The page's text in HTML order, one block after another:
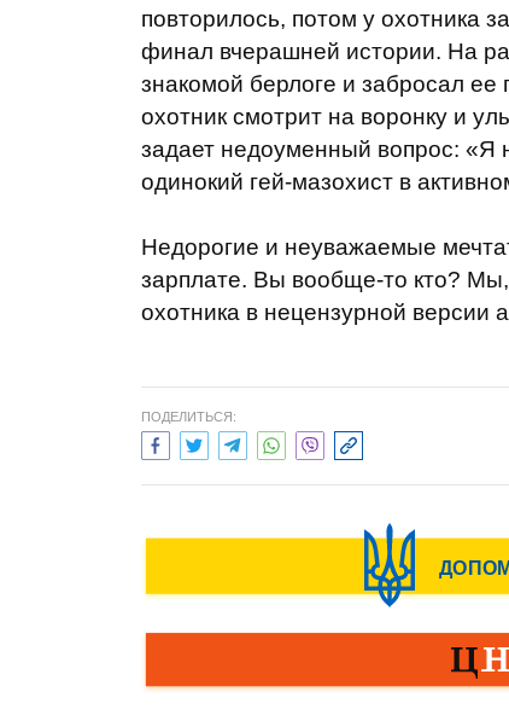
повторилось, потом у охотника
финал вчерашней истории. На
знакомой берлоге и забросал
охотник смотрит на воронку и
задает недоуменный вопрос: «Я
одинокий гей-мазохист в
Недорогие и неуважаемые
зарплате. Вы вообще-то кто?
охотника в нецензурной версии
ПОДЕЛИТЬСЯ: